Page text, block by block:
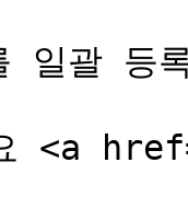
일괄 등
<a